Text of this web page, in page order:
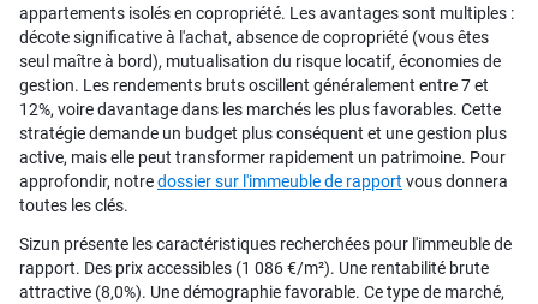
appartements isolés en copropriété. Les avantages sont multiples :
décote significative à l'achat, absence de copropriété (vous êtes
seul maître à bord), mutualisation du risque locatif, économies de
gestion. Les rendements bruts oscillent généralement entre 7 et
12%, voire davantage dans les marchés les plus favorables. Cette
stratégie demande un budget plus conséquent et une gestion plus
active, mais elle peut transformer rapidement un patrimoine. Pour
approfondir, notredossier sur l'immeuble de rapport vous donnera
toutes les clés.
Sizun présente les caractéristiques recherchées pour l'immeuble de
rapport. Des prix accessibles (1 086 €/m²). Une rentabilité brute
attractive (8,0%). Une démographie favorable. Ce type de marché,